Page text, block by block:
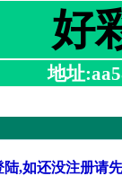
好
地址
,如还没注册请